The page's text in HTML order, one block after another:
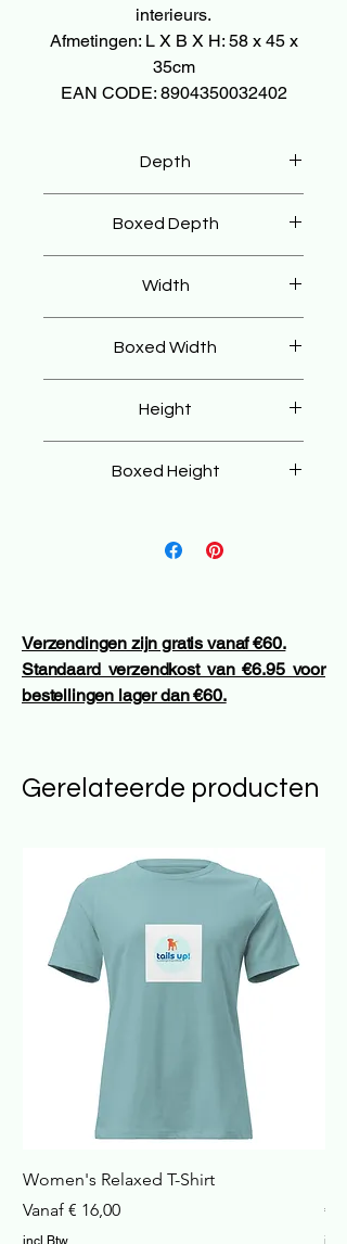
interieurs.
Afmetingen: L X B X H: 58 x 45 x
35cm
EAN CODE: 8904350032402
Depth
Boxed Depth
Width
Boxed Width
Height
Boxed Height
Verzendingen zijn gratis vanaf €60.
Standaard verzendkost van €6.95 voor
bestellingen lager dan €60.
Gerelateerde producten
Women's Relaxed T-Shirt
Vanaf € 16,00
Verkoopprijs
incl.Btw
Prijs
€